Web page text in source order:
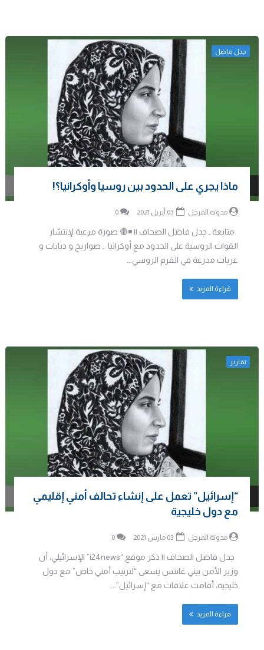
جدل فاضل
ماذا يجري على الحدود بين روسيا وأوكرانيا؟!
مدونة المرجل 0
متابعة ـ جدل فاضل الصحاف || ◾️🔴 صورة مرعبة لإنتشار
القوات الروسية على الحدود مع أوكرانيا .. صواريخ و دبابات و
عربات مدرعة في القرم الروسي...
قراءة المزيد
تقارير
“إسرائيل” تعمل على إنشاء تحالف أمني إقليمي
مع دول خليجية
مدونة المرجل 0
جدل فاضل الصحاف || ذكر موقع “i24news” الإسرائيلي، أن
وزير الأمن بيني غانتس يسعى “لترتيب أمني خاص” مع دول
خليجية، أقامت علاقات مع “إسرائيل”...
قراءة المزيد